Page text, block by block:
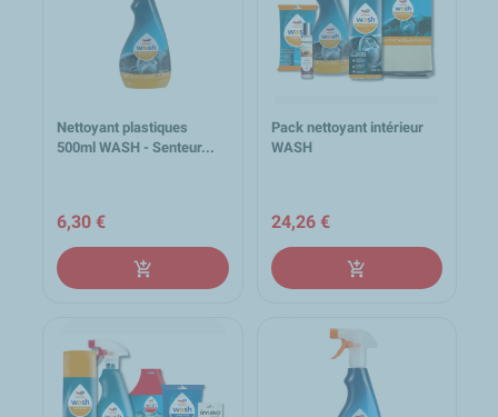
Nettoyant plastiques
500ml WASH - Senteur...
6,30 €
add_shopping_cart
Pack nettoyant intérieur
WASH
24,26 €
add_shopping_cart